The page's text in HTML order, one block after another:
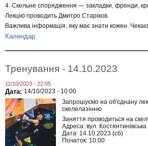
4. Скельне спорядження — закладки, френди,
Лекцію проводить Дмитро Старіков.
Важлива інформація, яку має знати кожен.
Календар
Тренування - 14.10.2023
11/10/2023 - 22:05
Дата: 14/10/2023 - 10:00
Запрошуємо на об'єднану
скелелазінню
Заняття проводиться на
Адреса: вул. Костянтинівська
Дата: 14.10.2023 (сб)
Початок: 10:00